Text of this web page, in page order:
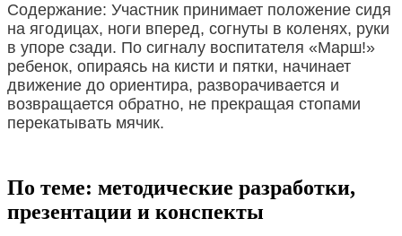
Содержание: Участник принимает положение сидя
на ягодицах, ноги вперед, согнуты в коленях, руки
в упоре сзади. По сигналу воспитателя «Марш!»
ребенок, опираясь на кисти и пятки, начинает
движение до ориентира, разворачивается и
возвращается обратно, не прекращая стопами
перекатывать мячик.
По теме: методические разработки,
презентации и конспекты